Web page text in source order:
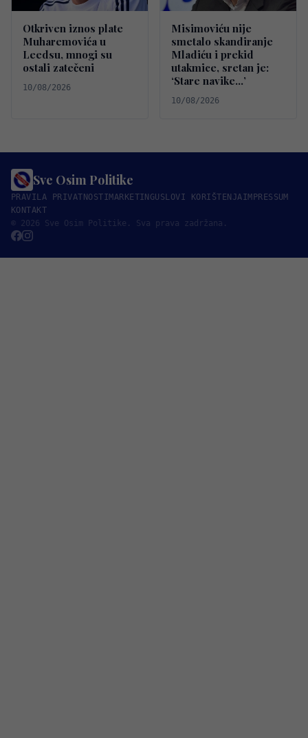
Otkriven iznos plate
Muharemovića u
Leedsu, mnogi su
ostali zatečeni
10/08/2026
Misimoviću nije
smetalo skandiranje
Mladiću i prekid
utakmice, sretan je:
‘Stare navike…’
10/08/2026
Sve Osim Politike
PRAVILA PRIVATNOSTIMARKETINGUSLOVI KORIŠTENJAIMPRESSUM
KONTAKT
© 2026 Sve Osim Politike. Sva prava zadržana.